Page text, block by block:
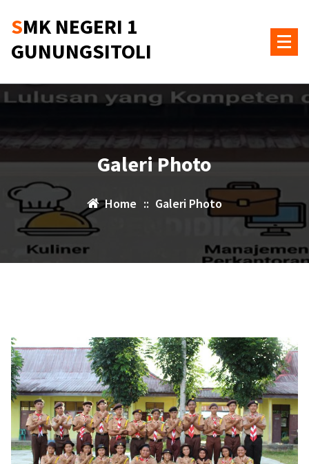
SMK NEGERI 1
GUNUNGSITOLI
Galeri Photo
Home :: Galeri Photo